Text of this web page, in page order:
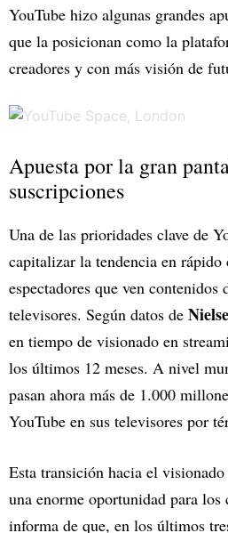
YouTube hizo algunas grandes
que la posicionan como la
creadores y con más visión de
Apuesta por la gran
suscripciones
Una de las prioridades clave de
capitalizar la tendencia en
espectadores que ven contenidos
televisores. Según datos de
en tiempo de visionado en
los últimos 12 meses. A nivel
pasan ahora más de 1.000
YouTube en sus televisores por
Esta transición hacia el
una enorme oportunidad para los
informa de que, en los últimos